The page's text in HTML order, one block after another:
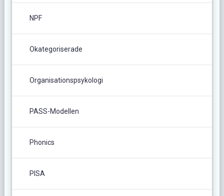
NPF
Okategoriserade
Organisationspsykologi
PASS-Modellen
Phonics
PISA